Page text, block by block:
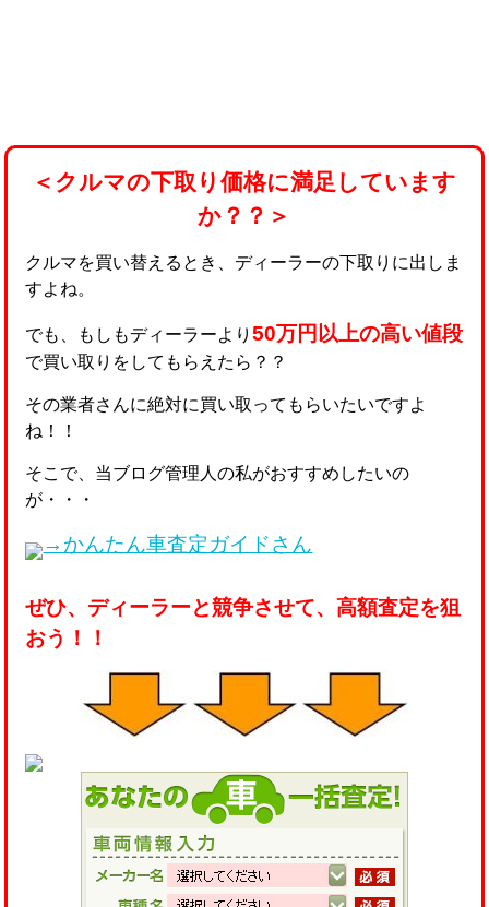
＜クルマの下取り価格に満足しています
か？？＞
クルマを買い替えるとき、ディーラーの下取りに出しま
すよね。
でも、もしもディーラーより50万円以上の高い値段
で買い取りをしてもらえたら？？
その業者さんに絶対に買い取ってもらいたいですよ
ね！！
そこで、当ブログ管理人の私がおすすめしたいの
が・・・
→かんたん車査定ガイドさん
ぜひ、ディーラーと競争させて、高額査定を狙
おう！！